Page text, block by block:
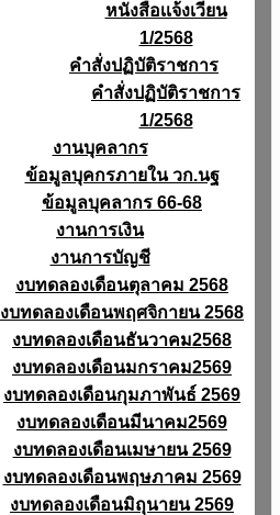
หนังสือเเจ้งเวียน
1/2568
คำสั่งปฏิบัติราชการ
คำสั่งปฏิบัติราชการ
1/2568
งานบุคลากร
ข้อมูลบุคกรภายใน วก.นฐ
ข้อมูลบุคลากร 66-68
งานการเงิน
งานการบัญชี
งบทดลองเดือนตุลาคม 2568
งบทดลองเดือนพฤศจิกายน 2568
งบทดลองเดือนธันวาคม2568
งบทดลองเดือนมกราคม2569
งบทดลองเดือนกุมภาพันธ์ 2569
งบทดลองเดือนมีนาคม2569
งบทดลองเดือนเมษายน 2569
งบทดลองเดือนพฤษภาคม 2569
งบทดลองเดือนมิถุนายน 2569